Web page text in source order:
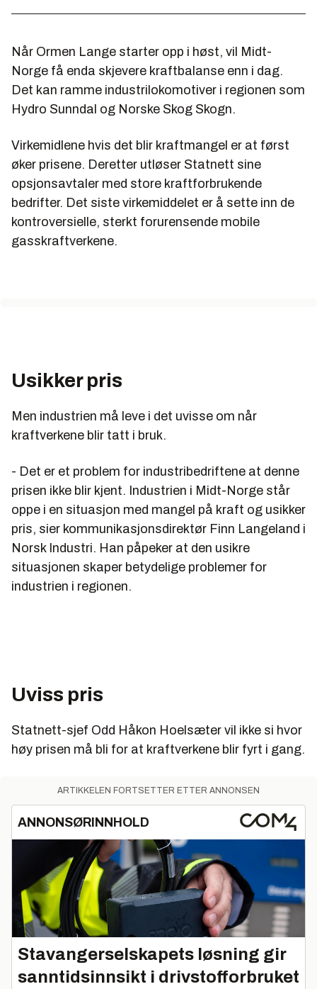
Når Ormen Lange starter opp i høst, vil Midt-
Norge få enda skjevere kraftbalanse enn i dag.
Det kan ramme industrilokomotiver i regionen som
Hydro Sunndal og Norske Skog Skogn.
Virkemidlene hvis det blir kraftmangel er at først
øker prisene. Deretter utløser Statnett sine
opsjonsavtaler med store kraftforbrukende
bedrifter. Det siste virkemiddelet er å sette inn de
kontroversielle, sterkt forurensende mobile
gasskraftverkene.
Usikker pris
Men industrien må leve i det uvisse om når
kraftverkene blir tatt i bruk.
- Det er et problem for industribedriftene at denne
prisen ikke blir kjent. Industrien i Midt-Norge står
oppe i en situasjon med mangel på kraft og usikker
pris, sier kommunikasjonsdirektør Finn Langeland i
Norsk Industri. Han påpeker at den usikre
situasjonen skaper betydelige problemer for
industrien i regionen.
Uviss pris
Statnett-sjef Odd Håkon Hoelsæter vil ikke si hvor
høy prisen må bli for at kraftverkene blir fyrt i gang.
ARTIKKELEN FORTSETTER ETTER ANNONSEN
ANNONSØRINNHOLD
Stavangerselskapets løsning gir
sanntidsinnsikt i drivstofforbruket